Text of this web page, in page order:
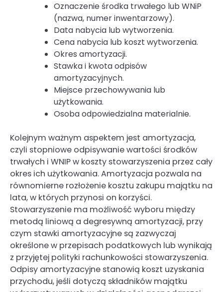
Oznaczenie środka trwałego lub WNiP
(nazwa, numer inwentarzowy).
Data nabycia lub wytworzenia.
Cena nabycia lub koszt wytworzenia.
Okres amortyzacji.
Stawka i kwota odpisów
amortyzacyjnych.
Miejsce przechowywania lub
użytkowania.
Osoba odpowiedzialna materialnie.
Kolejnym ważnym aspektem jest amortyzacja,
czyli stopniowe odpisywanie wartości środków
trwałych i WNIP w koszty stowarzyszenia przez cały
okres ich użytkowania. Amortyzacja pozwala na
równomierne rozłożenie kosztu zakupu majątku na
lata, w których przynosi on korzyści.
Stowarzyszenie ma możliwość wyboru między
metodą liniową a degresywną amortyzacji, przy
czym stawki amortyzacyjne są zazwyczaj
określone w przepisach podatkowych lub wynikają
z przyjętej polityki rachunkowości stowarzyszenia.
Odpisy amortyzacyjne stanowią koszt uzyskania
przychodu, jeśli dotyczą składników majątku